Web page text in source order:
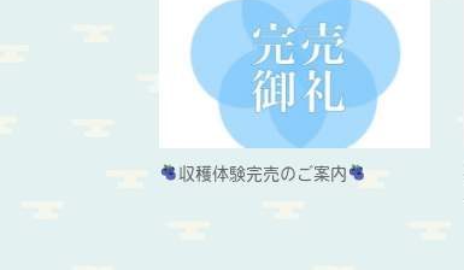
収穫体験完売のご案内